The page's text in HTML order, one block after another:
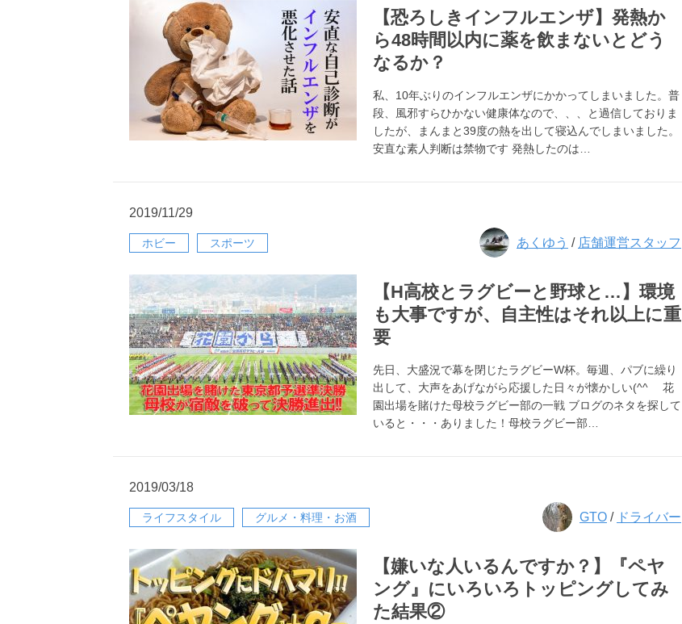
【恐ろしきインフルエンザ】発熱か
ら48時間以内に薬を飲まないとどう
なるか？
私、10年ぶりのインフルエンザにかかってしまいました。普
段、風邪すらひかない健康体なので、、、と過信しておりま
したが、まんまと39度の熱を出して寝込んでしまいました。
安直な素人判断は禁物です 発熱したのは…
2019/11/29
ホビー スポーツ あくゆう / 店舗運営スタッフ
【H高校とラグビーと野球と…】環境
も大事ですが、自主性はそれ以上に重
要
先日、大盛況で幕を閉じたラグビーW杯。毎週、パブに繰り
出して、大声をあげながら応援した日々が懐かしい(^^ゞ 花
園出場を賭けた母校ラグビー部の一戦 ブログのネタを探して
いると・・・ありました！母校ラグビー部…
2019/03/18
ライフスタイル グルメ・料理・お酒 GTO / ドライバー
【嫌いな人いるんですか？】『ペヤ
ング』にいろいろトッピングしてみ
た結果②